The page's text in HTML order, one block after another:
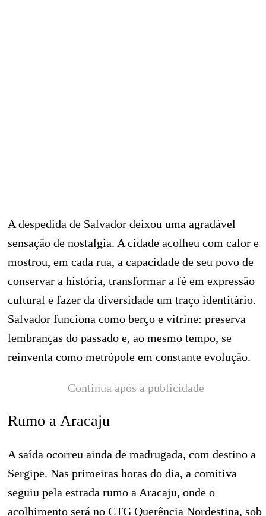
A despedida de Salvador deixou uma agradável
sensação de nostalgia. A cidade acolheu com calor e
mostrou, em cada rua, a capacidade de seu povo de
conservar a história, transformar a fé em expressão
cultural e fazer da diversidade um traço identitário.
Salvador funciona como berço e vitrine: preserva
lembranças do passado e, ao mesmo tempo, se
reinventa como metrópole em constante evolução.
Continua após a publicidade
Rumo a Aracaju
A saída ocorreu ainda de madrugada, com destino a
Sergipe. Nas primeiras horas do dia, a comitiva
seguiu pela estrada rumo a Aracaju, onde o
acolhimento será no CTG Querência Nordestina, sob